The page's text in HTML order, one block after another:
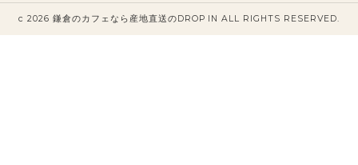
c 2026 鎌倉のカフェなら産地直送のDROP IN ALL RIGHTS RESERVED.